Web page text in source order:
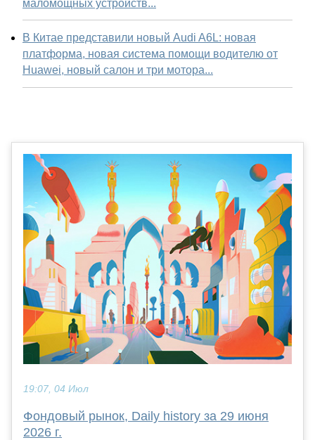
маломощных устройств...
В Китае представили новый Audi A6L: новая
платформа, новая система помощи водителю от
Huawei, новый салон и три мотора...
19:07, 04 Июл
Фондовый рынок, Daily history за 29 июня
2026 г.